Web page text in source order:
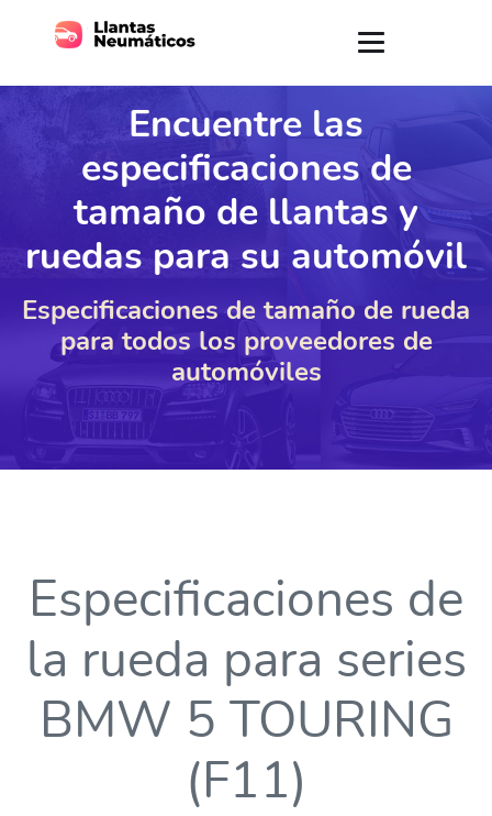
Encuentre las
especificaciones de
tamaño de llantas y
ruedas para su automóvil
Especificaciones de tamaño de rueda
para todos los proveedores de
automóviles
Especificaciones de
la rueda para series
BMW 5 TOURING
(F11)